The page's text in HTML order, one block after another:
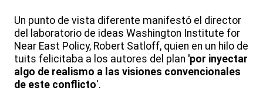
Un punto de vista diferente manifestó el director
del laboratorio de ideas Washington Institute for
Near East Policy, Robert Satloff, quien en un hilo de
tuits felicitaba a los autores del plan 'por inyectar
algo de realismo a las visiones convencionales
de este conflicto'.